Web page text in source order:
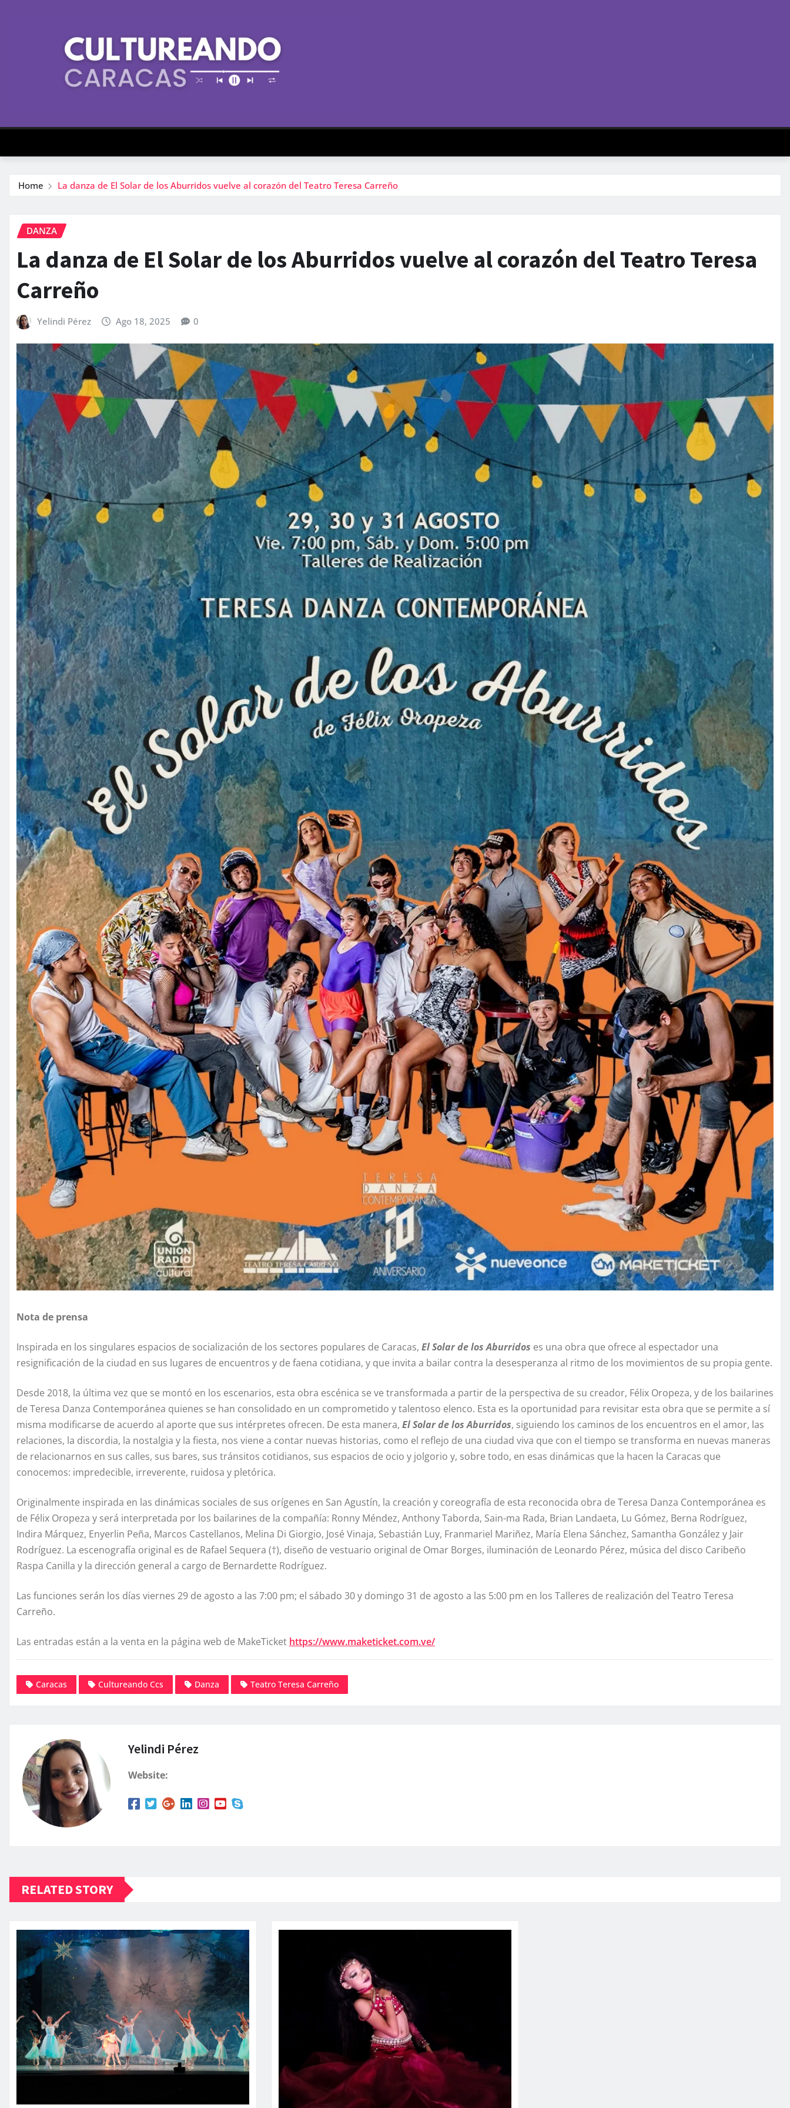
Home La danza de El Solar de los Aburridos vuelve al corazón del Teatro Teresa Carreño
DANZA
La danza de El Solar de los Aburridos vuelve al corazón del Teatro Teresa
Carreño
Yelindi Pérez Ago 18, 2025 0
Nota de prensa
Inspirada en los singulares espacios de socialización de los sectores populares de Caracas, El Solar de los Aburridos es una obra que ofrece al espectador una
resignificación de la ciudad en sus lugares de encuentros y de faena cotidiana, y que invita a bailar contra la desesperanza al ritmo de los movimientos de su propia gente.
Desde 2018, la última vez que se montó en los escenarios, esta obra escénica se ve transformada a partir de la perspectiva de su creador, Félix Oropeza, y de los bailarines
de Teresa Danza Contemporánea quienes se han consolidado en un comprometido y talentoso elenco. Esta es la oportunidad para revisitar esta obra que se permite a sí
misma modificarse de acuerdo al aporte que sus intérpretes ofrecen. De esta manera, El Solar de los Aburridos, siguiendo los caminos de los encuentros en el amor, las
relaciones, la discordia, la nostalgia y la fiesta, nos viene a contar nuevas historias, como el reflejo de una ciudad viva que con el tiempo se transforma en nuevas maneras
de relacionarnos en sus calles, sus bares, sus tránsitos cotidianos, sus espacios de ocio y jolgorio y, sobre todo, en esas dinámicas que la hacen la Caracas que
conocemos: impredecible, irreverente, ruidosa y pletórica.
Originalmente inspirada en las dinámicas sociales de sus orígenes en San Agustín, la creación y coreografía de esta reconocida obra de Teresa Danza Contemporánea es
de Félix Oropeza y será interpretada por los bailarines de la compañía: Ronny Méndez, Anthony Taborda, Sain-ma Rada, Brian Landaeta, Lu Gómez, Berna Rodríguez,
Indira Márquez, Enyerlin Peña, Marcos Castellanos, Melina Di Giorgio, José Vinaja, Sebastián Luy, Franmariel Mariñez, María Elena Sánchez, Samantha González y Jair
Rodríguez. La escenografía original es de Rafael Sequera (†), diseño de vestuario original de Omar Borges, iluminación de Leonardo Pérez, música del disco Caribeño
Raspa Canilla y la dirección general a cargo de Bernardette Rodríguez.
Las funciones serán los días viernes 29 de agosto a las 7:00 pm; el sábado 30 y domingo 31 de agosto a las 5:00 pm en los Talleres de realización del Teatro Teresa
Carreño.
Las entradas están a la venta en la página web de MakeTicket https://www.maketicket.com.ve/
Caracas Cultureando Ccs Danza Teatro Teresa Carreño
Yelindi Pérez
Website:
RELATED STORY